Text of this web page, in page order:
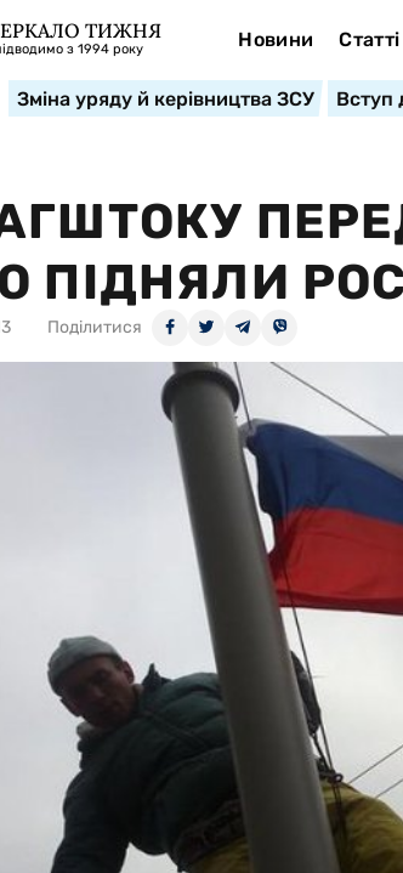
ТИЖНЯ
з 1994 року Новини Статті
Зміна уряду й керівництва ЗСУ Вступ
ПІДНЯЛИ
Поділитися